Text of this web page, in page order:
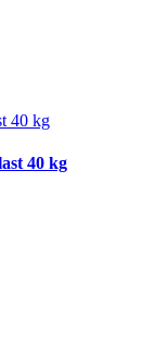
40 kg